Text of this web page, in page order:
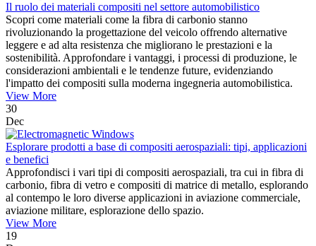
Il ruolo dei materiali compositi nel settore automobilistico
Scopri come materiali come la fibra di carbonio stanno
rivoluzionando la progettazione del veicolo offrendo alternative
leggere e ad alta resistenza che migliorano le prestazioni e la
sostenibilità. Approfondare i vantaggi, i processi di produzione, le
considerazioni ambientali e le tendenze future, evidenziando
l'impatto dei compositi sulla moderna ingegneria automobilistica.
View More
30
Dec
Esplorare prodotti a base di compositi aerospaziali: tipi, applicazioni
e benefici
Approfondisci i vari tipi di compositi aerospaziali, tra cui in fibra di
carbonio, fibra di vetro e compositi di matrice di metallo, esplorando
al contempo le loro diverse applicazioni in aviazione commerciale,
aviazione militare, esplorazione dello spazio.
View More
19